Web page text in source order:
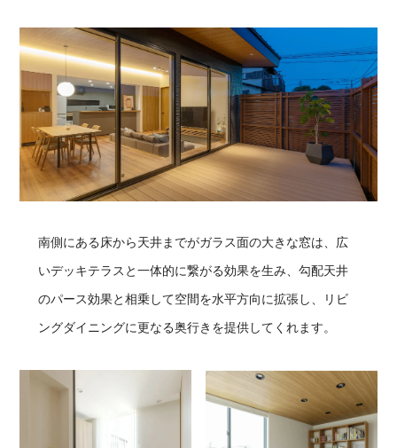
南側にある床から天井までがガラス面の大きな窓は、広
いデッキテラスと一体的に繋がる効果を生み、勾配天井
のパース効果と相乗して空間を水平方向に拡張し、リビ
ングダイニングに更なる奥行きを提供してくれます。